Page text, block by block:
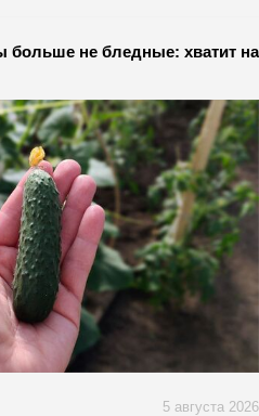
больше не бледные: хватит на
5 августа 2026